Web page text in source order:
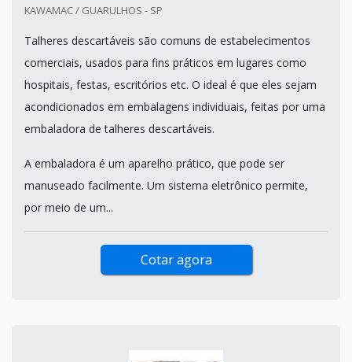
KAWAMAC / GUARULHOS - SP
Talheres descartáveis são comuns de estabelecimentos
comerciais, usados para fins práticos em lugares como
hospitais, festas, escritórios etc. O ideal é que eles sejam
acondicionados em embalagens individuais, feitas por uma
embaladora de talheres descartáveis.
A embaladora é um aparelho prático, que pode ser
manuseado facilmente. Um sistema eletrônico permite,
por meio de um...
Cotar agora